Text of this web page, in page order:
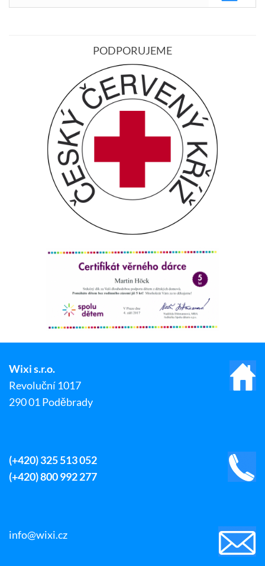
PODPORUJEME
Wixi s.r.o.
Revoluční 1017
290 01 Poděbrady
(+420) 325 513 052
(+420) 800 992 277
info@wixi.cz